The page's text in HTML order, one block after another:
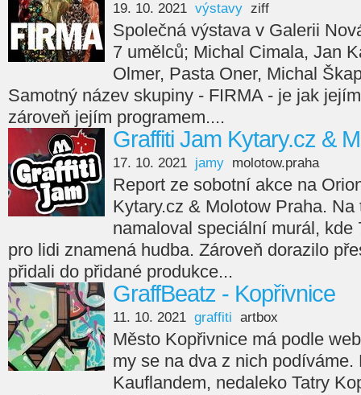
19. 10. 2021 výstavy ziff
Společná výstava v Galerii
7 umělců; Michal Cimala, Jan
Olmer, Pasta Oner, Michal
Samotný název skupiny - FIRMA - je jak
zároveň jejím programem....
Graffiti Jam Kytary.cz &
17. 10. 2021 jamy molotow.praha
Report ze sobotní akce na
Kytary.cz & Molotow Praha. Na
namaloval speciální murál, kde
pro lidi znamená hudba. Zároveň dorazilo
přidali do přidané produkce...
GraffBeatz - Kopřivnice
11. 10. 2021 graffiti artbox
Město Kopřivnice má podle
my se na dva z nich
Kauflandem, nedaleko Tatry